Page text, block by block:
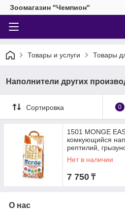
Зоомагазин "Чемпион"
Товары и услуги Товары
Наполнители других
Сортировка 0
1501 MONGE
комкующийся
рептилий,
Нет в наличии
7 750 ₸
О нас